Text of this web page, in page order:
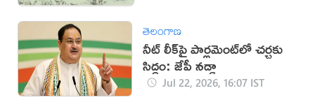
తెలంగాణ
నీట్ లీక్‌పై పార్లమెంట్‌లో చర్చకు
సిద్ధం: జేపీ నడ్డా
Jul 22, 2026, 16:07 IST